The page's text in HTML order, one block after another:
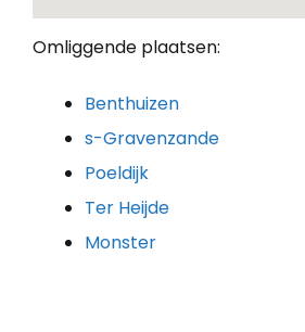
Omliggende plaatsen:
Benthuizen
s-Gravenzande
Poeldijk
Ter Heijde
Monster